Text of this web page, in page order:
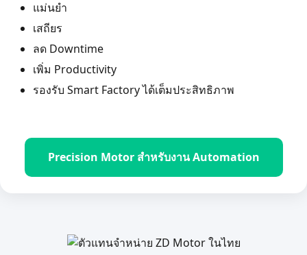
แม่นยำ
เสถียร
ลด Downtime
เพิ่ม Productivity
รองรับ Smart Factory ได้เต็มประสิทธิภาพ
Precision Motor สำหรับงาน Automation